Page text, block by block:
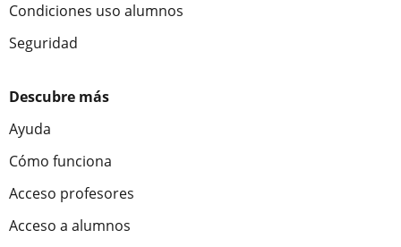
Condiciones uso alumnos
Seguridad
Descubre más
Ayuda
Cómo funciona
Acceso profesores
Acceso a alumnos